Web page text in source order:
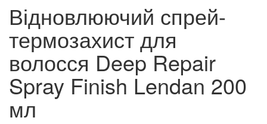
Відновлюючий спрей-
термозахист для
волосся Deep Repair
Spray Finish Lendan 200
мл